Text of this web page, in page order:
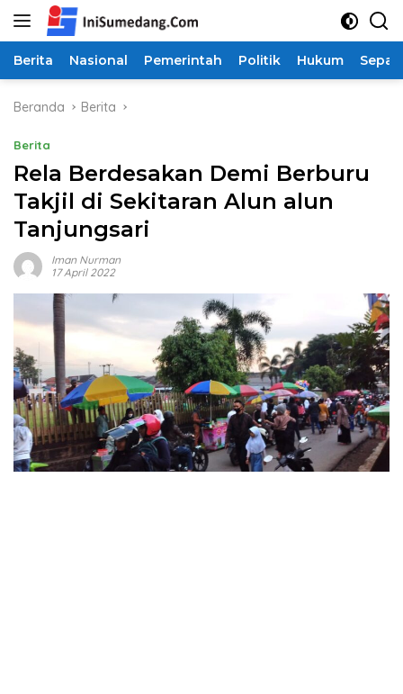
Langsung
Berita Nasional Pemerintah Politik Hukum
Beranda Berita
Berita
Rela Berdesakan Demi Berburu
Takjil di Sekitaran Alun alun
Tanjungsari
Iman Nurman
17 April 2022